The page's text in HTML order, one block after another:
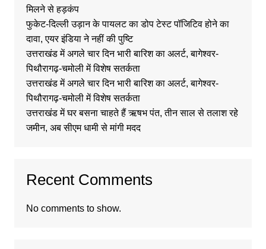
मिलने से हड़कंप
फुकेट-दिल्ली उड़ान के पायलट का डोप टेस्ट पॉजिटिव होने का
दावा, एयर इंडिया ने नहीं की पुष्टि
उत्तराखंड में अगले चार दिन भारी बारिश का अलर्ट, बागेश्वर-
पिथौरागढ़-चमोली में विशेष सतर्कता
उत्तराखंड में अगले चार दिन भारी बारिश का अलर्ट, बागेश्वर-
पिथौरागढ़-चमोली में विशेष सतर्कता
उत्तराखंड में घर बसना चाहते हैं ऋषभ पंत, तीन साल से तलाश रहे
जमीन, अब सीएम धामी से मांगी मदद
Recent Comments
No comments to show.